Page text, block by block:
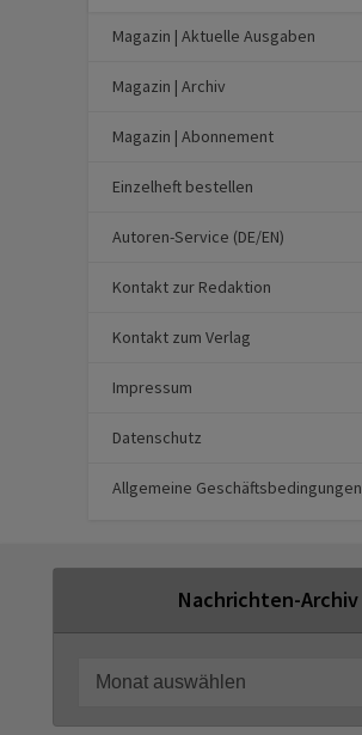
Magazin | Aktuelle Ausgaben
Magazin | Archiv
Magazin | Abonnement
Einzelheft bestellen
Autoren-Service (DE/EN)
Kontakt zur Redaktion
Kontakt zum Verlag
Impressum
Datenschutz
Allgemeine Geschäftsbedingungen
Nachrichten-Archiv